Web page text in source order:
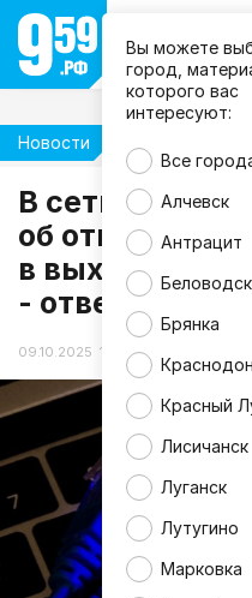
Вы можете
город,
которого вас
интересуют:
Все
Алчевск
Антрацит
Беловодск
Брянка
Краснодон
Красный
Лисичанск
Луганск
Лутугино
Марковка
Новости
В сети
об
в выходные
- ответили в
09.10.2025 13:13